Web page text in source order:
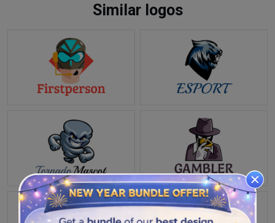
Similar logos